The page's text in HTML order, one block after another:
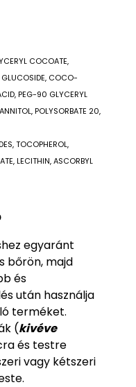
COCOATE,
GLUCOSIDE, COCO-
PEG-90 GLYCERYL
POLYSORBATE 20,
TOCOPHEROL,
LECITHIN, ASCORBYL
egyaránt
bőrön, majd
és
után használja
terméket.
(kivéve
és testre
vagy kétszeri
/ vagy este.